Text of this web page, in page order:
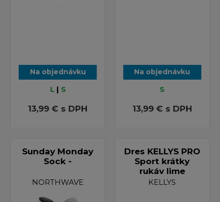
Na objednávku
L| S
13,99 € s DPH
Na objednávku
S
13,99 € s DPH
Sunday Monday
Sock -
NORTHWAVE
Dres KELLYS PRO
Sport krátky
rukáv lime
KELLYS